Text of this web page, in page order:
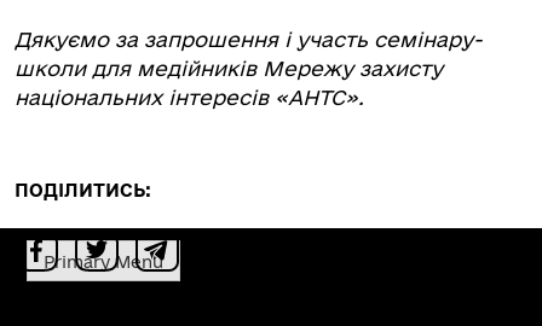
Дякуємо за запрошення і участь семінару-
школи для медійників Мережу захисту
національних інтересів «АНТС».
ПОДІЛИТИСЬ:
Primary Menu